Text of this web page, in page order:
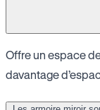
Offre un espace
davantage